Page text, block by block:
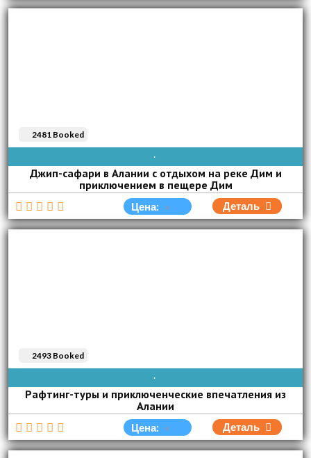
AVAIBLE EVERY DAY
Джип-сафари в Алании с отдыхом на реке Дим и
приключением в пещере Дим
2481 Booked
Цена: Деталь
AVAIBLE EVERY DAY
Рафтинг-туры и приключенческие впечатления из
Алании
2493 Booked
Цена: Деталь